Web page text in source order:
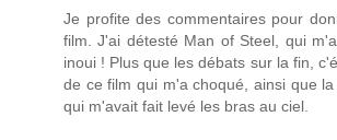
Je profite des commentaires pour
film. J'ai détesté Man of Steel, qui
inoui ! Plus que les débats sur la fin,
de ce film qui m'a choqué, ainsi que
qui m'avait fait levé les bras au ciel.